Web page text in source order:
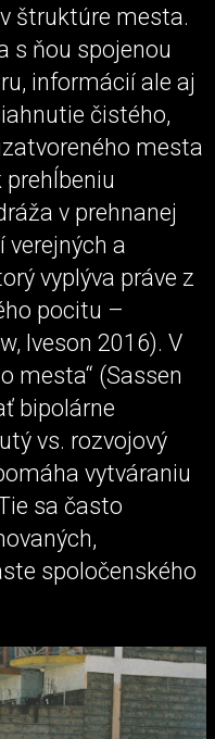
štruktúre mesta.
s ňou spojenou
informácií ale aj
čistého,
mesta
v prehnanej
a
vyplýva práve z
pocitu –
Iveson 2016). V
mesta“ (Sassen
bipolárne
vs. rozvojový
vytváraniu
sa často
spoločenského